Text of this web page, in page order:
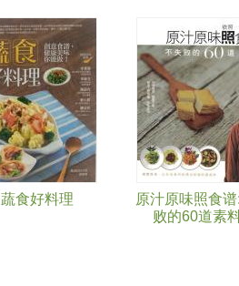
蔬食好料理
原汁原味照食
败的60道素